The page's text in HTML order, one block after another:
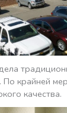
По крайней
качества.